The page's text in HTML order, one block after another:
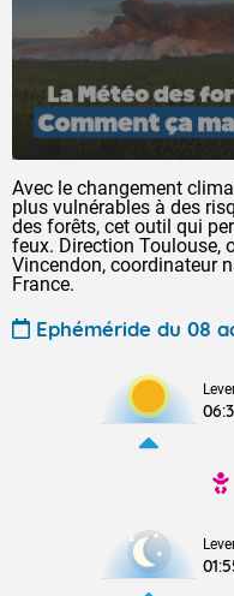
Avec le changement
plus vulnérables à des
des forêts, cet outil qui
feux. Direction Toulouse,
Vincendon, coordinateur
France.
Ephéméride du 08